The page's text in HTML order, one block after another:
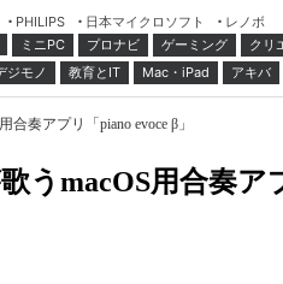
PHILIPS 日本マイクロソフト
レノボ
ミニPC プロナビ ゲーミング クリ
ジモノ 教育とIT Mac・iPad アキバ
奏アプリ「piano evoce β」
うmacOS用合奏ア